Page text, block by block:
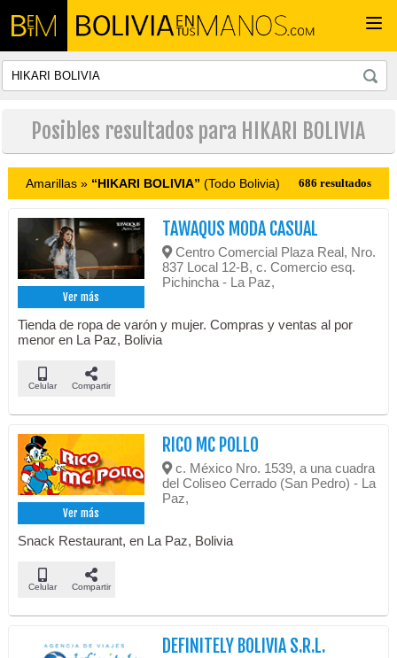
Posibles resultados para HIKARI BOLIVIA
Amarillas » “HIKARI BOLIVIA” (Todo Bolivia) 686 resultados
Ver más
TAWAQUS MODA CASUAL
Centro Comercial Plaza Real, Nro.
837 Local 12-B, c. Comercio esq.
Pichincha - La Paz,
Tienda de ropa de varón y mujer. Compras y ventas al por
menor en La Paz, Bolivia
Celular Compartir
Ver más
RICO MC POLLO
c. México Nro. 1539, a una cuadra
del Coliseo Cerrado (San Pedro) - La
Paz,
Snack Restaurant, en La Paz, Bolivia
Celular Compartir
DEFINITELY BOLIVIA S.R.L.